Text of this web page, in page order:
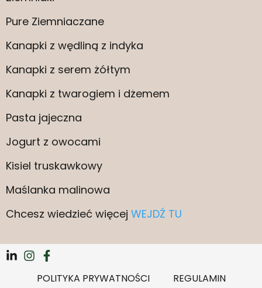
Pure Ziemniaczane
Kanapki z wędliną z indyka
Kanapki z serem żółtym
Kanapki z twarogiem i dżemem
Pasta jajeczna
Jogurt z owocami
Kisiel truskawkowy
Maślanka malinowa
Chcesz wiedzieć więcej WEJDŹ TU
POLITYKA PRYWATNOŚCI REGULAMIN